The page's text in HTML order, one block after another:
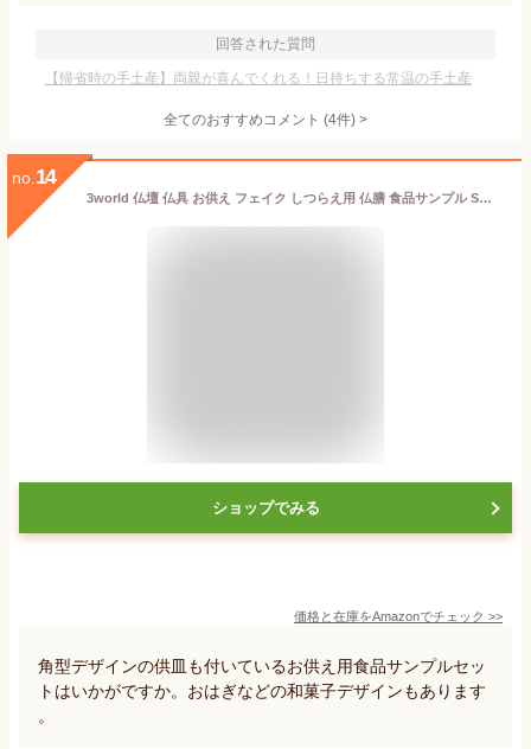
回答された質問
【帰省時の手土産】両親が喜んでくれる！日持ちする常温の手土産
全てのおすすめコメント (4件) >
no. 14
3world 仏壇 仏具 お供え フェイク しつらえ用 仏膳 食品サンプル SW2012 フルーツ3種
ショップでみる
価格と在庫をAmazonでチェック >>
角型デザインの供皿も付いているお供え用食品サンプルセッ
トはいかがですか。おはぎなどの和菓子デザインもあります
。